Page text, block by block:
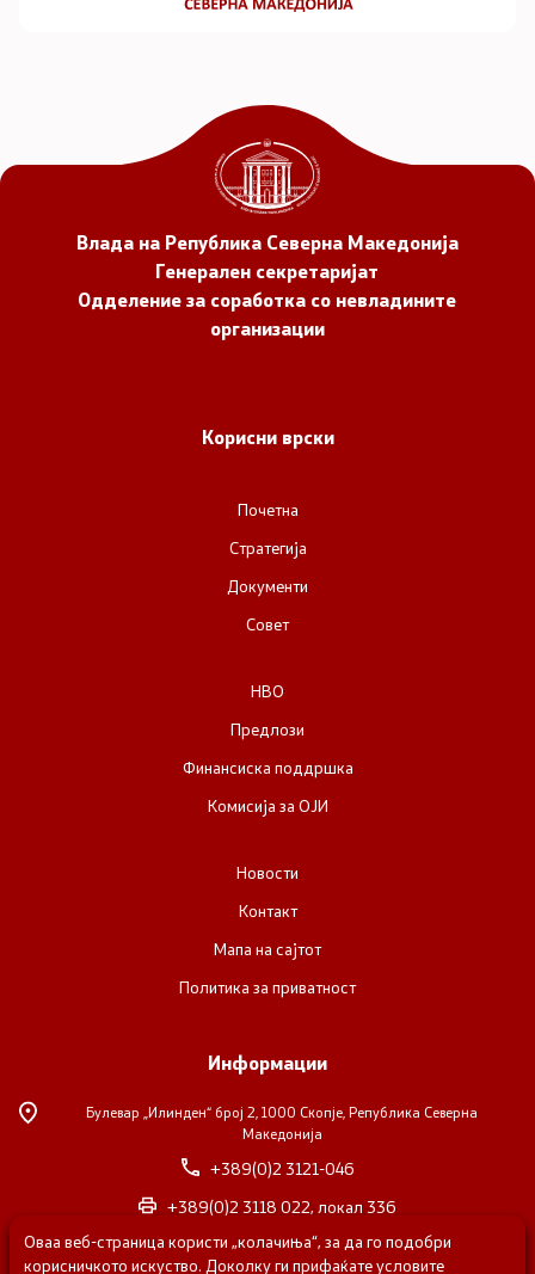
Влада на Република Северна Македонија
Генерален секретаријат
Одделение за соработка со невладините
организации
Корисни врски
Почетна
Стратегија
Документи
Совет
НВО
Предлози
Финансиска поддршка
Комисија за ОЈИ
Новости
Контакт
Мапа на сајтот
Политика за приватност
Информации
Булевар „Илинден“ број 2, 1000 Скопје, Република Северна
Македонија
+389(0)2 3121-046
+389(0)2 3118 022, локал 336
nvosorabotka@gs.gov.mk
Оваа веб-страница користи „колачиња“, за да го подобри
корисничкото искуство. Доколку ги прифаќате условите